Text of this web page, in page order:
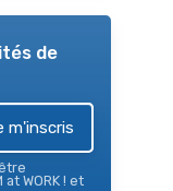
de
m'inscris
WORK ! et